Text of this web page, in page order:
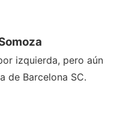
izquierda, pero aún
de Barcelona SC.